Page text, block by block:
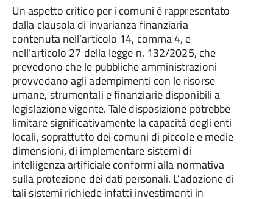
Un aspetto critico per i comuni è rappresentato
dalla clausola di invarianza finanziaria
contenuta nell’articolo 14, comma 4, e
nell’articolo 27 della legge n. 132/2025, che
prevedono che le pubbliche amministrazioni
provvedano agli adempimenti con le risorse
umane, strumentali e finanziarie disponibili a
legislazione vigente. Tale disposizione potrebbe
limitare significativamente la capacità degli enti
locali, soprattutto dei comuni di piccole e medie
dimensioni, di implementare sistemi di
intelligenza artificiale conformi alla normativa
sulla protezione dei dati personali. L’adozione di
tali sistemi richiede infatti investimenti in